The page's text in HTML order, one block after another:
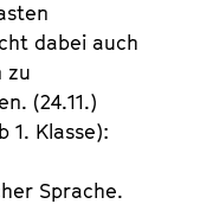
dabei auch
zu
(24.11.)
1. Klasse):
Sprache.